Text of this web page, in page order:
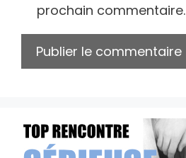
prochain commentaire.